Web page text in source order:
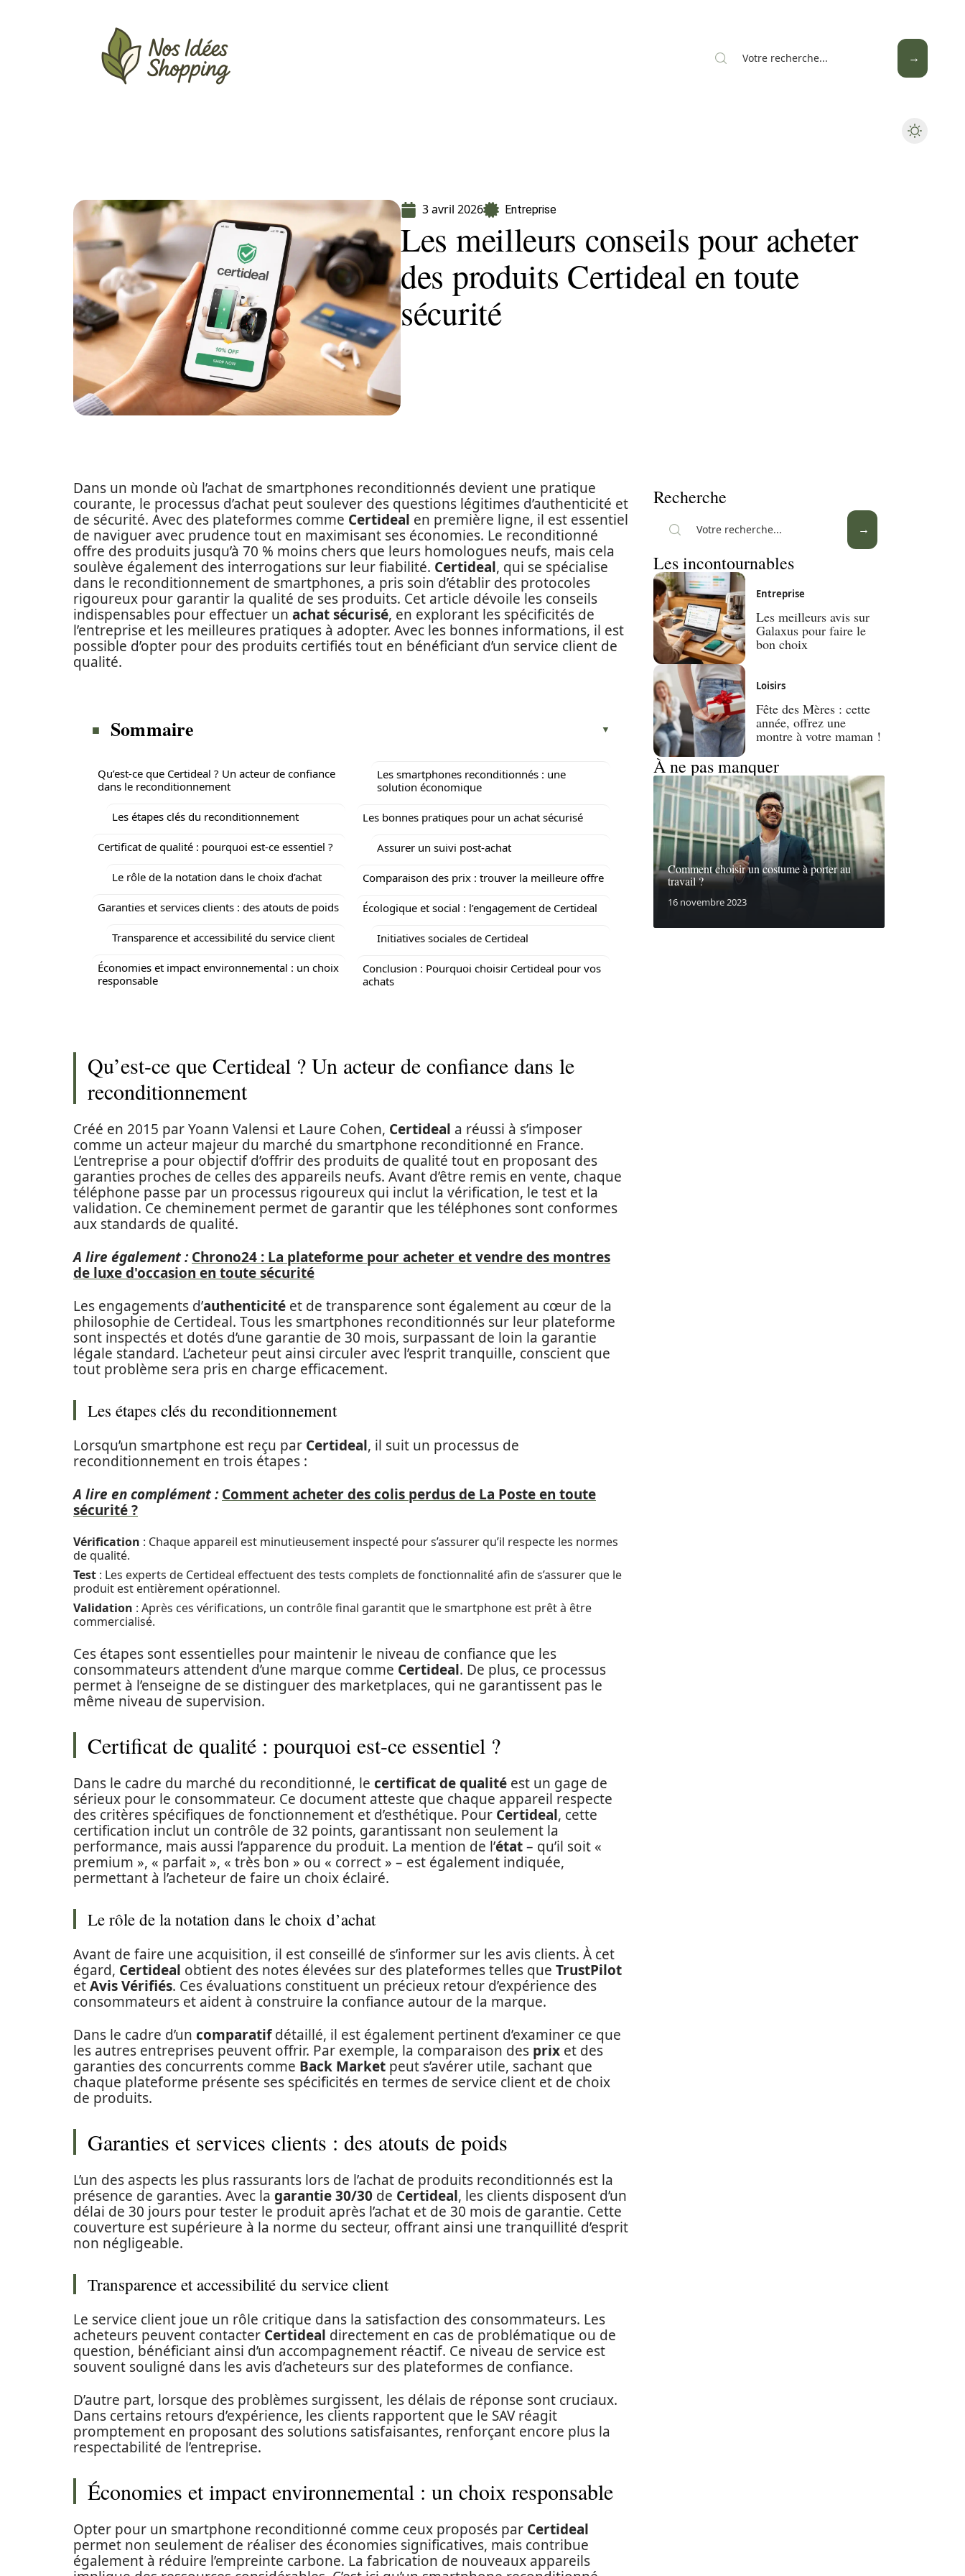
3 avril 2026 Entreprise
Les meilleurs conseils pour acheter
des produits Certideal en toute
sécurité
Dans un monde où l’achat de smartphones reconditionnés devient une pratique
courante, le processus d’achat peut soulever des questions légitimes d’authenticité et
de sécurité. Avec des plateformes comme Certideal en première ligne, il est essentiel
de naviguer avec prudence tout en maximisant ses économies. Le reconditionné
offre des produits jusqu’à 70 % moins chers que leurs homologues neufs, mais cela
soulève également des interrogations sur leur fiabilité. Certideal, qui se spécialise
dans le reconditionnement de smartphones, a pris soin d’établir des protocoles
rigoureux pour garantir la qualité de ses produits. Cet article dévoile les conseils
indispensables pour effectuer un achat sécurisé, en explorant les spécificités de
l’entreprise et les meilleures pratiques à adopter. Avec les bonnes informations, il est
possible d’opter pour des produits certifiés tout en bénéficiant d’un service client de
qualité.
Sommaire
Qu’est-ce que Certideal ? Un acteur de confiance
dans le reconditionnement
Les étapes clés du reconditionnement
Certificat de qualité : pourquoi est-ce essentiel ?
Le rôle de la notation dans le choix d’achat
Garanties et services clients : des atouts de poids
Transparence et accessibilité du service client
Économies et impact environnemental : un choix
responsable
Les smartphones reconditionnés : une
solution économique
Les bonnes pratiques pour un achat sécurisé
Assurer un suivi post-achat
Comparaison des prix : trouver la meilleure offre
Écologique et social : l’engagement de Certideal
Initiatives sociales de Certideal
Conclusion : Pourquoi choisir Certideal pour vos
achats
Qu’est-ce que Certideal ? Un acteur de confiance dans le
reconditionnement
Créé en 2015 par Yoann Valensi et Laure Cohen, Certideal a réussi à s’imposer
comme un acteur majeur du marché du smartphone reconditionné en France.
L’entreprise a pour objectif d’offrir des produits de qualité tout en proposant des
garanties proches de celles des appareils neufs. Avant d’être remis en vente, chaque
téléphone passe par un processus rigoureux qui inclut la vérification, le test et la
validation. Ce cheminement permet de garantir que les téléphones sont conformes
aux standards de qualité.
A lire également : Chrono24 : La plateforme pour acheter et vendre des montres
de luxe d'occasion en toute sécurité
Les engagements d’authenticité et de transparence sont également au cœur de la
philosophie de Certideal. Tous les smartphones reconditionnés sur leur plateforme
sont inspectés et dotés d’une garantie de 30 mois, surpassant de loin la garantie
légale standard. L’acheteur peut ainsi circuler avec l’esprit tranquille, conscient que
tout problème sera pris en charge efficacement.
Les étapes clés du reconditionnement
Lorsqu’un smartphone est reçu par Certideal, il suit un processus de
reconditionnement en trois étapes :
A lire en complément : Comment acheter des colis perdus de La Poste en toute
sécurité ?
Vérification : Chaque appareil est minutieusement inspecté pour s’assurer qu’il respecte les normes
de qualité.
Test : Les experts de Certideal effectuent des tests complets de fonctionnalité afin de s’assurer que le
produit est entièrement opérationnel.
Validation : Après ces vérifications, un contrôle final garantit que le smartphone est prêt à être
commercialisé.
Ces étapes sont essentielles pour maintenir le niveau de confiance que les
consommateurs attendent d’une marque comme Certideal. De plus, ce processus
permet à l’enseigne de se distinguer des marketplaces, qui ne garantissent pas le
même niveau de supervision.
Certificat de qualité : pourquoi est-ce essentiel ?
Dans le cadre du marché du reconditionné, le certificat de qualité est un gage de
sérieux pour le consommateur. Ce document atteste que chaque appareil respecte
des critères spécifiques de fonctionnement et d’esthétique. Pour Certideal, cette
certification inclut un contrôle de 32 points, garantissant non seulement la
performance, mais aussi l’apparence du produit. La mention de l’état– qu’il soit «
premium », « parfait », « très bon » ou « correct » – est également indiquée,
permettant à l’acheteur de faire un choix éclairé.
Le rôle de la notation dans le choix d’achat
Avant de faire une acquisition, il est conseillé de s’informer sur les avis clients. À cet
égard, Certideal obtient des notes élevées sur des plateformes telles que TrustPilot
etAvis Vérifiés. Ces évaluations constituent un précieux retour d’expérience des
consommateurs et aident à construire la confiance autour de la marque.
Dans le cadre d’un comparatifdétaillé, il est également pertinent d’examiner ce que
les autres entreprises peuvent offrir. Par exemple, la comparaison des prix et des
garanties des concurrents comme Back Market peut s’avérer utile, sachant que
chaque plateforme présente ses spécificités en termes de service client et de choix
de produits.
Garanties et services clients : des atouts de poids
L’un des aspects les plus rassurants lors de l’achat de produits reconditionnés est la
présence de garanties. Avec la garantie 30/30 de Certideal, les clients disposent d’un
délai de 30 jours pour tester le produit après l’achat et de 30 mois de garantie. Cette
couverture est supérieure à la norme du secteur, offrant ainsi une tranquillité d’esprit
non négligeable.
Transparence et accessibilité du service client
Le service client joue un rôle critique dans la satisfaction des consommateurs. Les
acheteurs peuvent contacter Certideal directement en cas de problématique ou de
question, bénéficiant ainsi d’un accompagnement réactif. Ce niveau de service est
souvent souligné dans les avis d’acheteurs sur des plateformes de confiance.
D’autre part, lorsque des problèmes surgissent, les délais de réponse sont cruciaux.
Dans certains retours d’expérience, les clients rapportent que le SAV réagit
promptement en proposant des solutions satisfaisantes, renforçant encore plus la
respectabilité de l’entreprise.
Économies et impact environnemental : un choix responsable
Opter pour un smartphone reconditionné comme ceux proposés par Certideal
permet non seulement de réaliser des économies significatives, mais contribue
également à réduire l’empreinte carbone. La fabrication de nouveaux appareils
Recherche
Les incontournables
Entreprise
Les meilleurs avis sur
Galaxus pour faire le
bon choix
Loisirs
Fête des Mères : cette
année, offrez une
montre à votre maman !
À ne pas manquer
Comment choisir un costume à porter au
travail ?
16 novembre 2023